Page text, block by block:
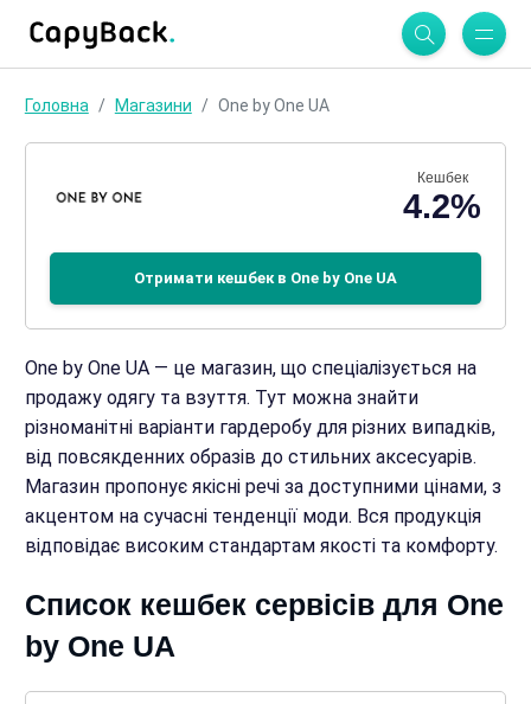
Головна Магазини One by One UA
Кешбек
4.2%
Отримати кешбек в One by One UA
One by One UA — це магазин, що спеціалізується на
продажу одягу та взуття. Тут можна знайти
різноманітні варіанти гардеробу для різних випадків,
від повсякденних образів до стильних аксесуарів.
Магазин пропонує якісні речі за доступними цінами, з
акцентом на сучасні тенденції моди. Вся продукція
відповідає високим стандартам якості та комфорту.
Список кешбек сервісів для One
by One UA